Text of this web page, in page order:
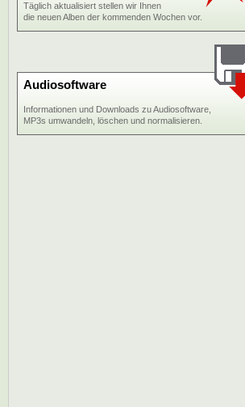
Täglich aktualisiert stellen wir Ihnen
die neuen Alben der kommenden Wochen vor.
Audiosoftware
Informationen und Downloads zu Audiosoftware,
MP3s umwandeln, löschen und normalisieren.